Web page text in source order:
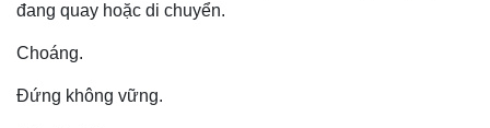
đang quay hoặc di chuyển.
Choáng.
Đứng không vững.